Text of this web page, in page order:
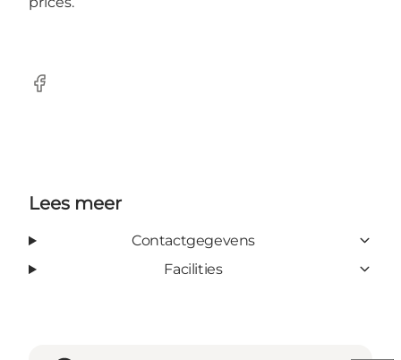
Facebook
Lees meer
Contactgegevens
Facilities